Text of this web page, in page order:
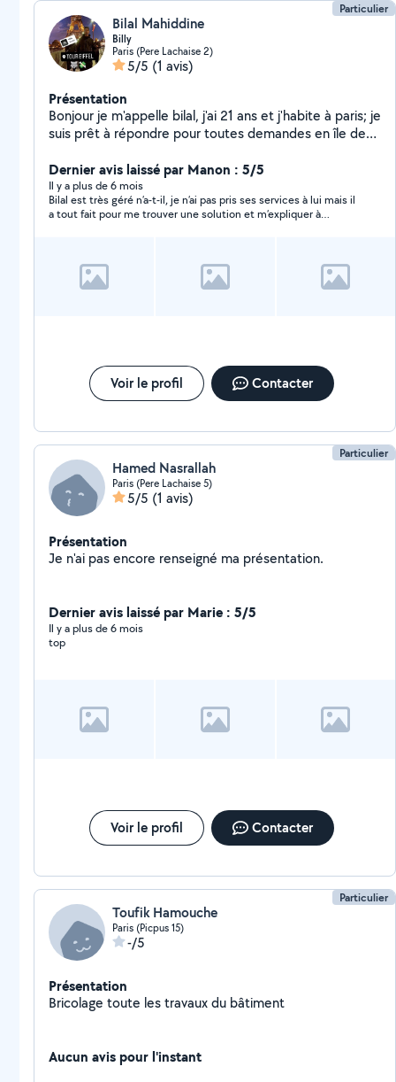
Particulier
Bilal Mahiddine
Billy
Paris (Pere Lachaise 2)
5/5 (1 avis)
Présentation
Bonjour je m'appelle bilal, j'ai 21 ans et j'habite à paris; je
suis prêt à répondre pour toutes demandes en île de
Dernier avis laissé par Manon : 5/5
Il y a plus de 6 mois
Bilal est très géré n’a-t-il, je n’ai pas pris ses services à lui mais il
a tout fait pour me trouver une solution et m’expliquer à
Voir le profil Contacter
Particulier
Hamed Nasrallah
Paris (Pere Lachaise 5)
5/5 (1 avis)
Présentation
Je n'ai pas encore renseigné ma présentation.
Dernier avis laissé par Marie : 5/5
Il y a plus de 6 mois
top
Voir le profil Contacter
Particulier
Toufik Hamouche
Paris (Picpus 15)
-/5
Présentation
Bricolage toute les travaux du bâtiment
Aucun avis pour l'instant